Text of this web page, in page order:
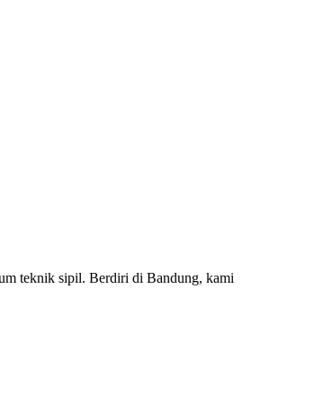
teknik sipil. Berdiri di Bandung, kami